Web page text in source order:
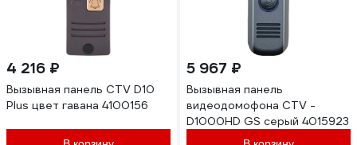
4 216 ₽
Вызывная панель CTV D10
Plus цвет гавана 4100156
5 967 ₽
Вызывная панель
видеодомофона CTV -
D1000HD GS серый 4015923